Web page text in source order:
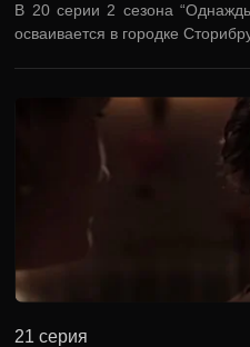
В 20 серии 2 сезона
осваивается в городке
21 серия